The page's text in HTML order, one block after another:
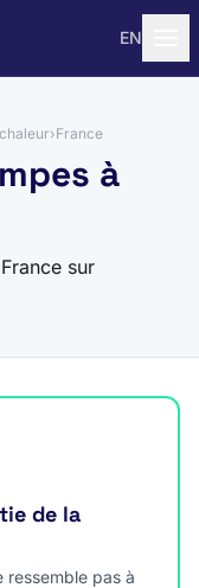
EN
›France
à
sur
de la
pas à